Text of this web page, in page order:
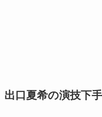
出口夏希の演技下